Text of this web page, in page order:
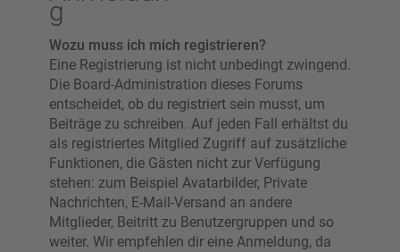
g
Wozu muss ich mich registrieren?
Eine Registrierung ist nicht unbedingt zwingend.
Die Board-Administration dieses Forums
entscheidet, ob du registriert sein musst, um
Beiträge zu schreiben. Auf jeden Fall erhältst du
als registriertes Mitglied Zugriff auf zusätzliche
Funktionen, die Gästen nicht zur Verfügung
stehen: zum Beispiel Avatarbilder, Private
Nachrichten, E-Mail-Versand an andere
Mitglieder, Beitritt zu Benutzergruppen und so
weiter. Wir empfehlen dir eine Anmeldung, da